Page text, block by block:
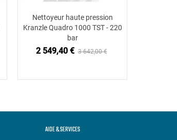
Ajouter au panier
Nettoyeur haute pression
Kranzle Quadro 1000 TST - 220
bar
2 549,40 € 3 642,00 €
AIDE & SERVICES